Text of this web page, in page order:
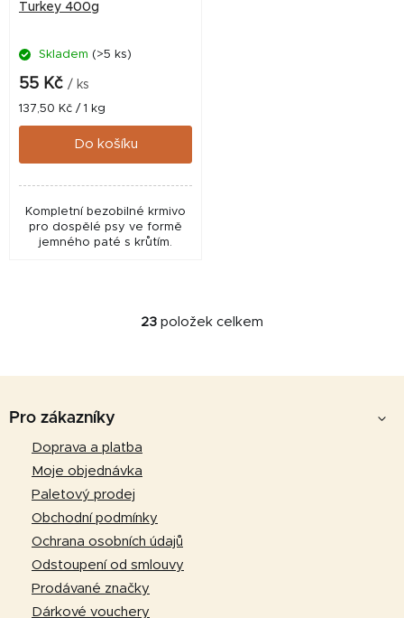
Turkey 400g
Skladem (>5 ks)
55 Kč / ks
Měrná
cena:
137,50 Kč / 1 kg
Do košíku
Kompletní bezobilné krmivo
pro dospělé psy ve formě
jemného paté s krůtím.
O
23 položek celkem
Pro zákazníky
Doprava a platba
Moje objednávka
Paletový prodej
Obchodní podmínky
Ochrana osobních údajů
Odstoupení od smlouvy
Prodávané značky
Dárkové vouchery